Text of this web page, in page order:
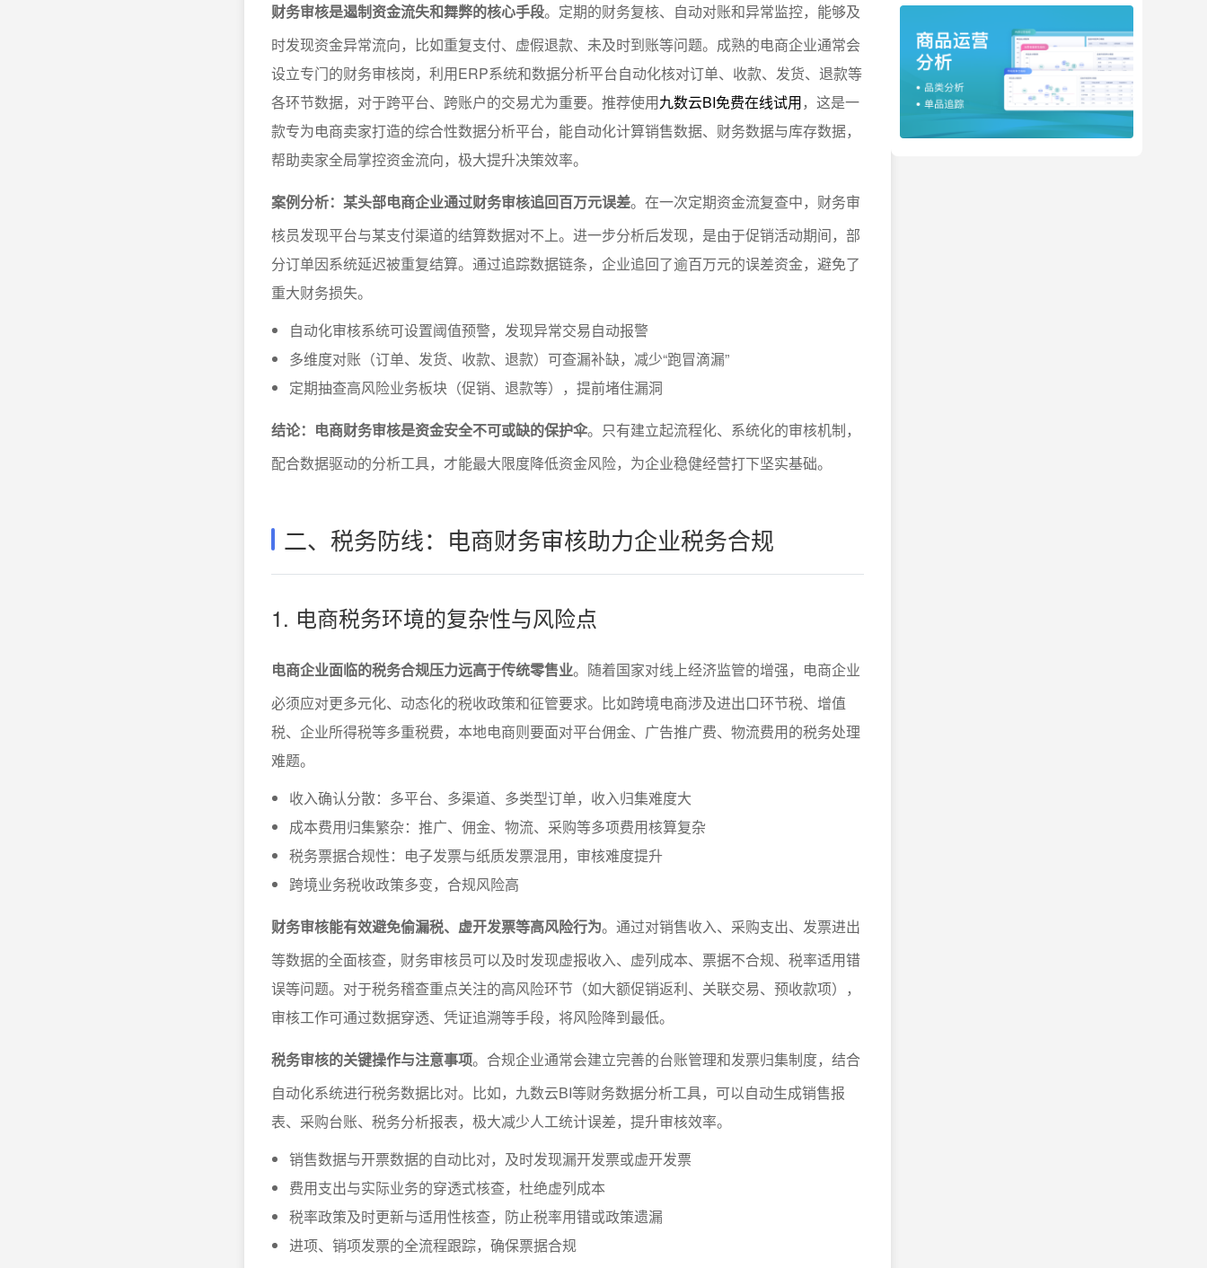
财务审核是遏制资金流失和舞弊的核心手段。定期的财务复核、自动对账和异常监控，能够及
时发现资金异常流向，比如重复支付、虚假退款、未及时到账等问题。成熟的电商企业通常会
设立专门的财务审核岗，利用ERP系统和数据分析平台自动化核对订单、收款、发货、退款等
各环节数据，对于跨平台、跨账户的交易尤为重要。推荐使用九数云BI免费在线试用，这是一
款专为电商卖家打造的综合性数据分析平台，能自动化计算销售数据、财务数据与库存数据，
帮助卖家全局掌控资金流向，极大提升决策效率。
案例分析：某头部电商企业通过财务审核追回百万元误差。在一次定期资金流复查中，财务审
核员发现平台与某支付渠道的结算数据对不上。进一步分析后发现，是由于促销活动期间，部
分订单因系统延迟被重复结算。通过追踪数据链条，企业追回了逾百万元的误差资金，避免了
重大财务损失。
自动化审核系统可设置阈值预警，发现异常交易自动报警
多维度对账（订单、发货、收款、退款）可查漏补缺，减少“跑冒滴漏”
定期抽查高风险业务板块（促销、退款等），提前堵住漏洞
结论：电商财务审核是资金安全不可或缺的保护伞。只有建立起流程化、系统化的审核机制，
配合数据驱动的分析工具，才能最大限度降低资金风险，为企业稳健经营打下坚实基础。
二、税务防线：电商财务审核助力企业税务合规
1. 电商税务环境的复杂性与风险点
电商企业面临的税务合规压力远高于传统零售业。随着国家对线上经济监管的增强，电商企业
必须应对更多元化、动态化的税收政策和征管要求。比如跨境电商涉及进出口环节税、增值
税、企业所得税等多重税费，本地电商则要面对平台佣金、广告推广费、物流费用的税务处理
难题。
收入确认分散：多平台、多渠道、多类型订单，收入归集难度大
成本费用归集繁杂：推广、佣金、物流、采购等多项费用核算复杂
税务票据合规性：电子发票与纸质发票混用，审核难度提升
跨境业务税收政策多变，合规风险高
财务审核能有效避免偷漏税、虚开发票等高风险行为。通过对销售收入、采购支出、发票进出
等数据的全面核查，财务审核员可以及时发现虚报收入、虚列成本、票据不合规、税率适用错
误等问题。对于税务稽查重点关注的高风险环节（如大额促销返利、关联交易、预收款项），
审核工作可通过数据穿透、凭证追溯等手段，将风险降到最低。
税务审核的关键操作与注意事项。合规企业通常会建立完善的台账管理和发票归集制度，结合
自动化系统进行税务数据比对。比如，九数云BI等财务数据分析工具，可以自动生成销售报
表、采购台账、税务分析报表，极大减少人工统计误差，提升审核效率。
销售数据与开票数据的自动比对，及时发现漏开发票或虚开发票
费用支出与实际业务的穿透式核查，杜绝虚列成本
税率政策及时更新与适用性核查，防止税率用错或政策遗漏
进项、销项发票的全流程跟踪，确保票据合规